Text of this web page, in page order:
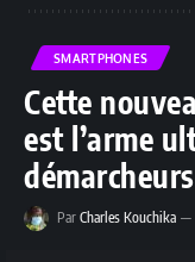
SMARTPHONES
Cette
est l’arme
démarcheurs
Par Charles Kouchika